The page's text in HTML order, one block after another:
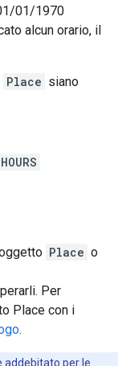
01/1970
alcun orario, il
Place siano
Place o
Per
Place con i
.
addebitato per le